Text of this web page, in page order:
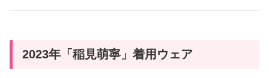
2023年「稲見萌寧」着用ウェア